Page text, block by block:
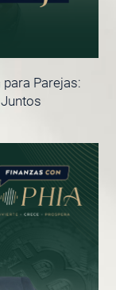
Parejas: